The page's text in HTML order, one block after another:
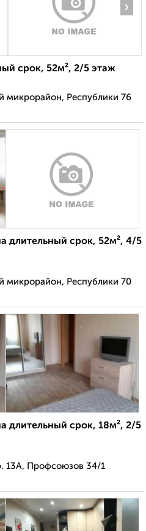
›
срок, 52м², 2/5 этаж
микрорайон, Республики 76
длительный срок, 52м², 4/5
микрорайон, Республики 70
длительный срок, 18м², 2/5
13А, Профсоюзов 34/1